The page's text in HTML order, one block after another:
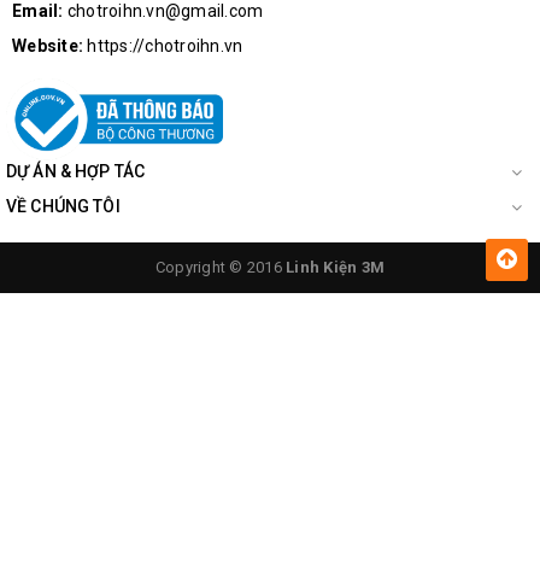
Email: chotroihn.vn@gmail.com
Website: https://chotroihn.vn
DỰ ÁN & HỢP TÁC
VỀ CHÚNG TÔI
Copyright © 2016 Linh Kiện 3M